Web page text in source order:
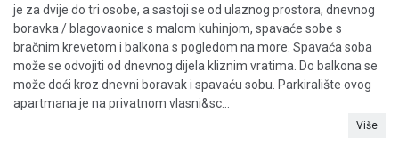
je za dvije do tri osobe, a sastoji se od ulaznog prostora, dnevnog
boravka / blagovaonice s malom kuhinjom, spavaće sobe s
bračnim krevetom i balkona s pogledom na more. Spavaća soba
može se odvojiti od dnevnog dijela kliznim vratima. Do balkona se
može doći kroz dnevni boravak i spavaću sobu. Parkiralište ovog
apartmana je na privatnom vlasni&sc...
Više